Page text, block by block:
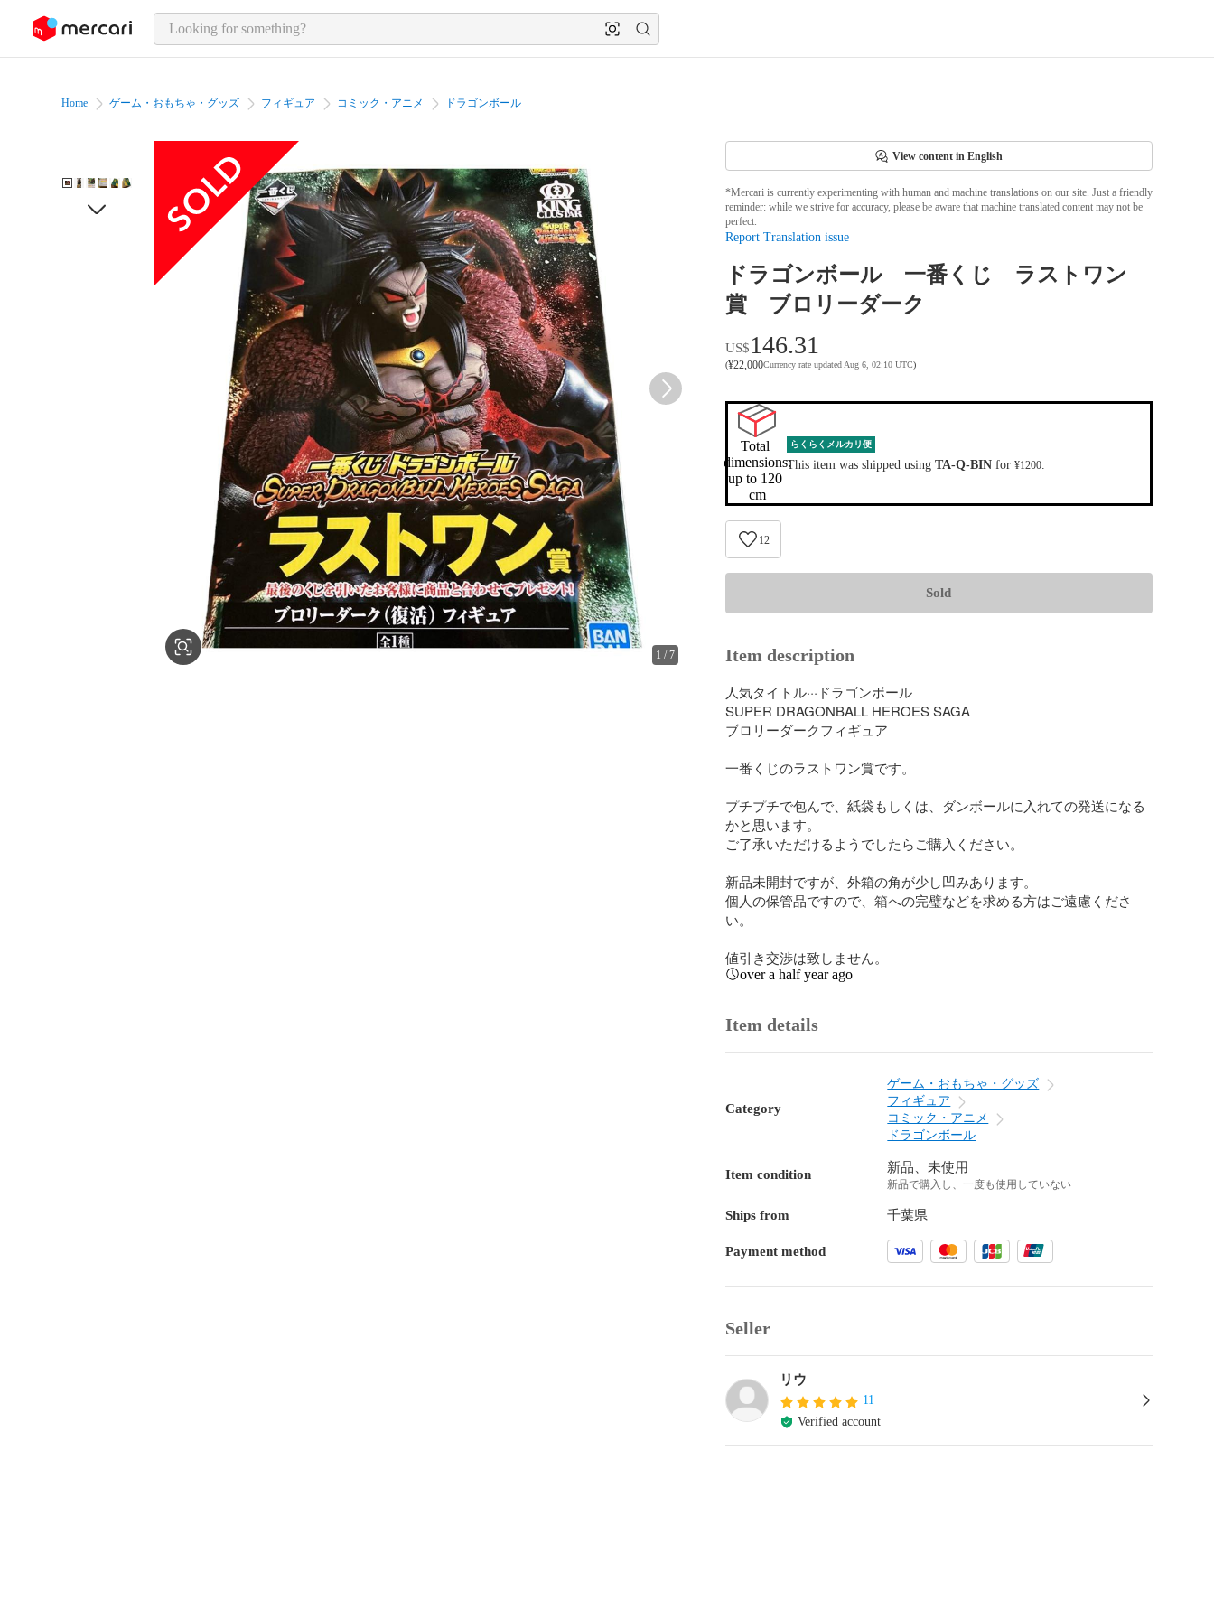
page content
Home ゲーム・おもちゃ・グッズ フィギュア コミック・アニメ ドラゴンボール
1 /7
View content in English
*Mercari is currently experimenting with human and machine translations on our site. Just a friendly
reminder: while we strive for accuracy, please be aware that machine translated content may not be
perfect.
Report Translation issue
ドラゴンボール 一番くじ ラストワン
賞 ブロリーダーク
US$146.31
(¥22,000Currency rate updated Aug 6, 02:10 UTC)
Total
dimensions:
up to 120
cm
らくらくメルカリ便
This item was shipped using TA-Q-BINfor ¥1200.
12
Sold
Item description
人気タイトル···ドラゴンボール
SUPER DRAGONBALL HEROES SAGA
ブロリーダークフィギュア
一番くじのラストワン賞です。
プチプチで包んで、紙袋もしくは、ダンボールに入れての発送になる
かと思います。
ご了承いただけるようでしたらご購入ください。
新品未開封ですが、外箱の角が少し凹みあります。
個人の保管品ですので、箱への完璧などを求める方はご遠慮くださ
い。
値引き交渉は致しません。
over a half year ago
Item details
Category
ゲーム・おもちゃ・グッズ
フィギュア
コミック・アニメ
ドラゴンボール
Item condition 新品、未使用
新品で購入し、一度も使用していない
Ships from 千葉県
Payment method
Seller
リウ
11
Verified account